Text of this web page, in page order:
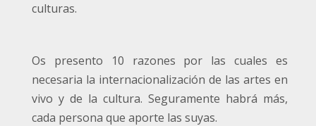
culturas.
Os presento 10 razones por las cuales es
necesaria la internacionalización de las artes en
vivo y de la cultura. Seguramente habrá más,
cada persona que aporte las suyas.